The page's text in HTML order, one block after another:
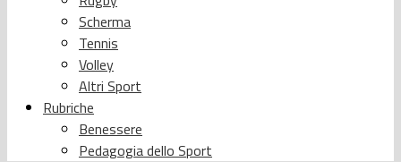
Scherma
Tennis
Volley
Altri Sport
Rubriche
Benessere
Pedagogia dello Sport